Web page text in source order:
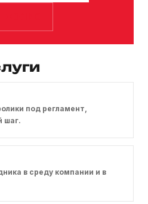
под регламент,
шаг.
в среду компании и в